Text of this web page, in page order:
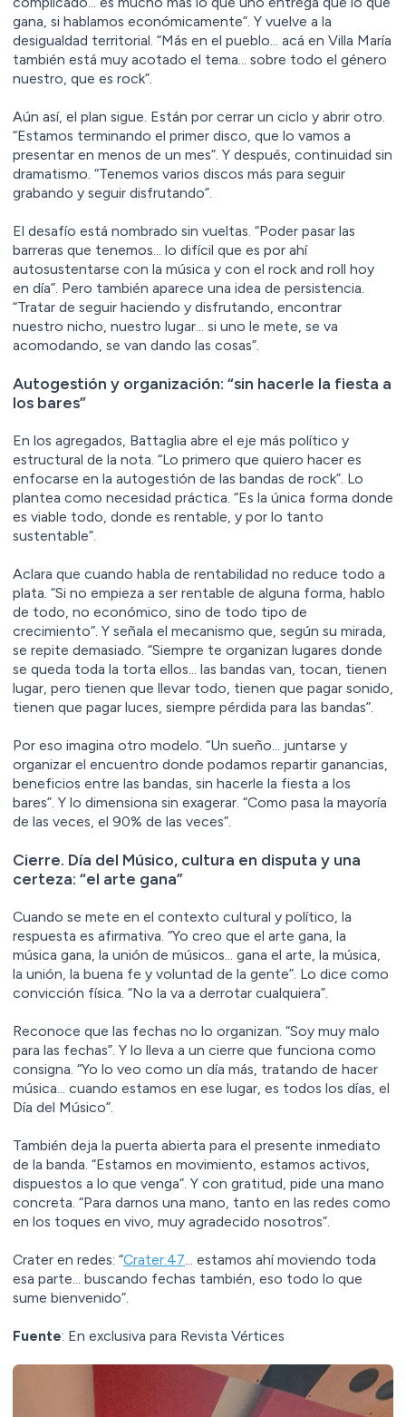
gana, si hablamos económicamente”. Y vuelve a la
desigualdad territorial. “Más en el pueblo… acá en Villa María
también está muy acotado el tema… sobre todo el género
nuestro, que es rock”.
Aún así, el plan sigue. Están por cerrar un ciclo y abrir otro.
“Estamos terminando el primer disco, que lo vamos a
presentar en menos de un mes”. Y después, continuidad sin
dramatismo. “Tenemos varios discos más para seguir
grabando y seguir disfrutando”.
El desafío está nombrado sin vueltas. “Poder pasar las
barreras que tenemos… lo difícil que es por ahí
autosustentarse con la música y con el rock and roll hoy
en día”. Pero también aparece una idea de persistencia.
“Tratar de seguir haciendo y disfrutando, encontrar
nuestro nicho, nuestro lugar… si uno le mete, se va
acomodando, se van dando las cosas”.
Autogestión y organización: “sin hacerle la fiesta a
los bares”
En los agregados, Battaglia abre el eje más político y
estructural de la nota. “Lo primero que quiero hacer es
enfocarse en la autogestión de las bandas de rock”. Lo
plantea como necesidad práctica. “Es la única forma donde
es viable todo, donde es rentable, y por lo tanto
sustentable”.
Aclara que cuando habla de rentabilidad no reduce todo a
plata. “Si no empieza a ser rentable de alguna forma, hablo
de todo, no económico, sino de todo tipo de
crecimiento”. Y señala el mecanismo que, según su mirada,
se repite demasiado. “Siempre te organizan lugares donde
se queda toda la torta ellos… las bandas van, tocan, tienen
lugar, pero tienen que llevar todo, tienen que pagar sonido,
tienen que pagar luces, siempre pérdida para las bandas”.
Por eso imagina otro modelo. “Un sueño… juntarse y
organizar el encuentro donde podamos repartir ganancias,
beneficios entre las bandas, sin hacerle la fiesta a los
bares”. Y lo dimensiona sin exagerar. “Como pasa la mayoría
de las veces, el 90% de las veces”.
Cierre. Día del Músico, cultura en disputa y una
certeza: “el arte gana”
Cuando se mete en el contexto cultural y político, la
respuesta es afirmativa. “Yo creo que el arte gana, la
música gana, la unión de músicos… gana el arte, la música,
la unión, la buena fe y voluntad de la gente”. Lo dice como
convicción física. “No la va a derrotar cualquiera”.
Reconoce que las fechas no lo organizan. “Soy muy malo
para las fechas”. Y lo lleva a un cierre que funciona como
consigna. “Yo lo veo como un día más, tratando de hacer
música… cuando estamos en ese lugar, es todos los días, el
Día del Músico”.
También deja la puerta abierta para el presente inmediato
de la banda. “Estamos en movimiento, estamos activos,
dispuestos a lo que venga”. Y con gratitud, pide una mano
concreta. “Para darnos una mano, tanto en las redes como
en los toques en vivo, muy agradecido nosotros”.
Crater en redes: “Crater.47… estamos ahí moviendo toda
esa parte… buscando fechas también, eso todo lo que
sume bienvenido”.
Fuente: En exclusiva para Revista Vértices